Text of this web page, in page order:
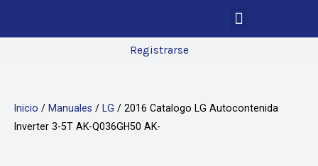
Registrarse
Inicio / Manuales / LG / 2016 Catalogo LG Autocontenida
Inverter 3-5T AK-Q036GH50 AK-